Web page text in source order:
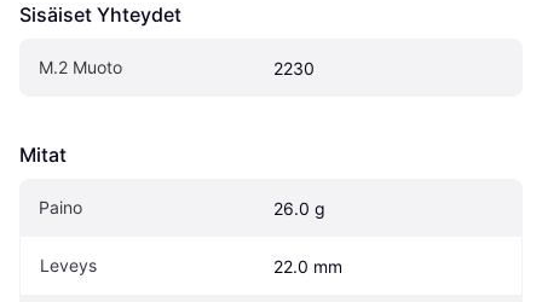
Sisäiset Yhteydet
M.2 Muoto 2230
Mitat
Paino 26.0 g
Leveys 22.0 mm